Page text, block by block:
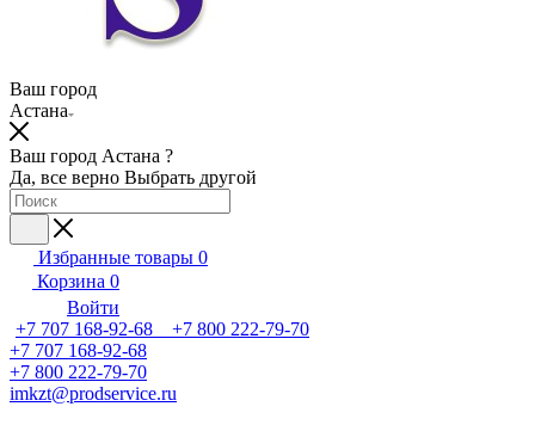
Ваш город
Астана
Ваш город Астана ?
Да, все верно Выбрать другой
Избранные товары 0
Корзина 0
Войти
+7 707 168-92-68 +7 800 222-79-70
+7 707 168-92-68
+7 800 222-79-70
imkzt@prodservice.ru